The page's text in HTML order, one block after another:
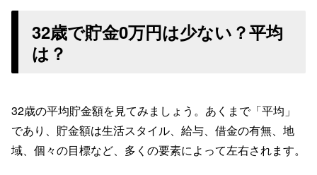
32歳で貯金0万円は少ない？平均
は？
32歳の平均貯金額を見てみましょう。あくまで「平均」
であり、貯金額は生活スタイル、給与、借金の有無、地
域、個々の目標など、多くの要素によって左右されます。